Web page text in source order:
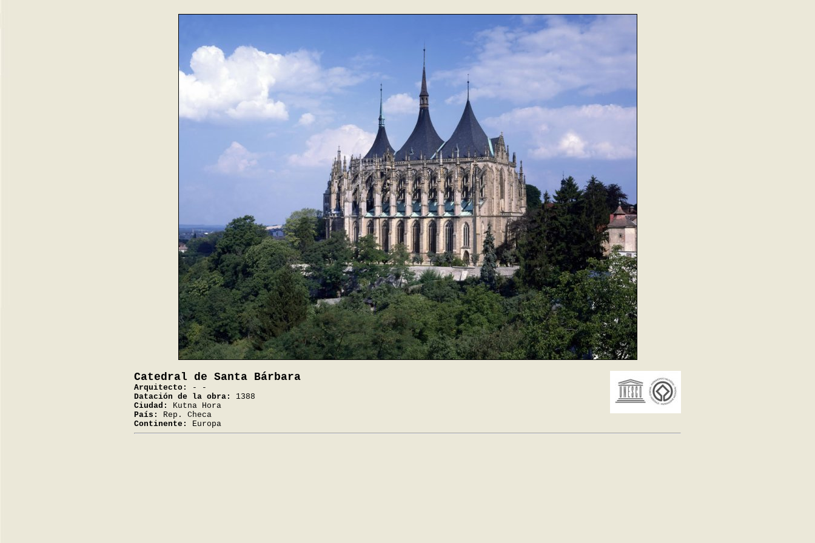
Catedral de Santa Bárbara
Arquitecto:
- -
Datación de la obra:
1388
Ciudad:
Kutna Hora
País:
Rep. Checa
Continente:
Europa